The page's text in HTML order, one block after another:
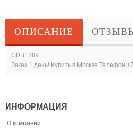
ОПИСАНИЕ ОТЗЫВЫ
GDB1389
Заказ 1 день! Купить в
ИНФОРМАЦИЯ
О компании